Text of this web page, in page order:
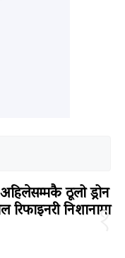
१
ठूलो ड्रोन
निशानामा